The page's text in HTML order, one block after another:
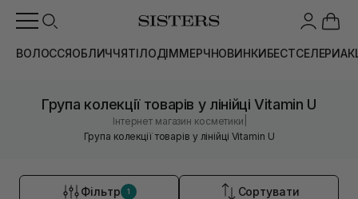
ВОЛОССЯОБЛИЧЧЯТІЛОДІММЕРЧНОВИНКИБЕСТСЕЛЕРИ
Група колекції товарів у лінійці Vitamin U
Інтернет магазин косметики
Група колекції товарів у лінійці Vitamin U
Фільтр 1 Сортувати